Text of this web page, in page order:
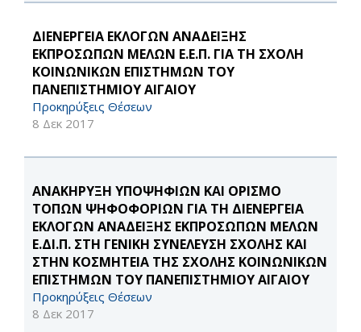
ΔΙΕΝΕΡΓΕΙΑ ΕΚΛΟΓΩΝ ΑΝΑΔΕΙΞΗΣ
ΕΚΠΡΟΣΩΠΩΝ ΜΕΛΩΝ Ε.Ε.Π. ΓΙΑ ΤΗ ΣΧΟΛΗ
ΚΟΙΝΩΝΙΚΩΝ ΕΠΙΣΤΗΜΩΝ ΤΟΥ
ΠΑΝΕΠΙΣΤΗΜΙΟΥ ΑΙΓΑΙΟΥ
Προκηρύξεις Θέσεων
8 Δεκ 2017
ΑΝΑΚΗΡΥΞΗ ΥΠΟΨΗΦΙΩΝ ΚΑΙ ΟΡΙΣΜΟ
ΤΟΠΩΝ ΨΗΦΟΦΟΡΙΩΝ ΓΙΑ ΤΗ ΔΙΕΝΕΡΓΕΙΑ
ΕΚΛΟΓΩΝ ΑΝΑΔΕΙΞΗΣ ΕΚΠΡΟΣΩΠΩΝ ΜΕΛΩΝ
Ε.ΔΙ.Π. ΣΤΗ ΓΕΝΙΚΗ ΣΥΝΕΛΕΥΣΗ ΣΧΟΛΗΣ ΚΑΙ
ΣΤΗΝ ΚΟΣΜΗΤΕΙΑ ΤΗΣ ΣΧΟΛΗΣ ΚΟΙΝΩΝΙΚΩΝ
ΕΠΙΣΤΗΜΩΝ ΤΟΥ ΠΑΝΕΠΙΣΤΗΜΙΟΥ ΑΙΓΑΙΟΥ
Προκηρύξεις Θέσεων
8 Δεκ 2017